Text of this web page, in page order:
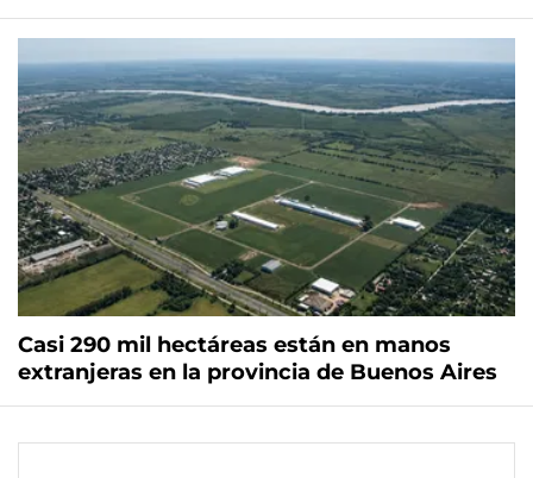
Casi 290 mil hectáreas están en manos
extranjeras en la provincia de Buenos Aires